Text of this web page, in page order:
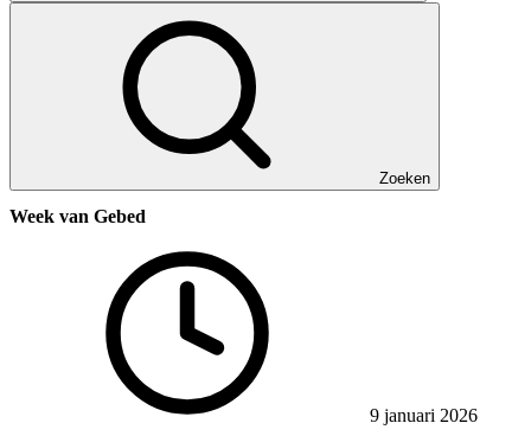
Zoeken
Week van Gebed
9 januari 2026